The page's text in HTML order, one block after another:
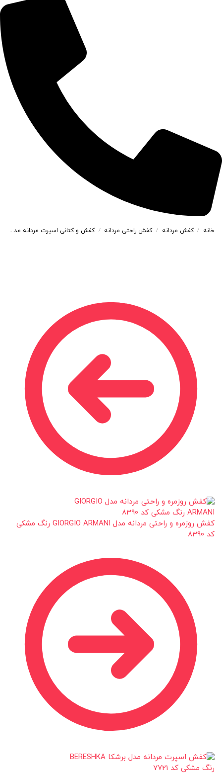
خانه / کفش مردانه / کفش راحتی مردانه / کفش و کتانی اسپرت مردانه مدل PULL&BEAR پول اند بیر رنگ سفید طوسی کد 41291
کفش روزمره و راحتی مردانه مدل GIORGIO ARMANI رنگ مشکی
کد 8390